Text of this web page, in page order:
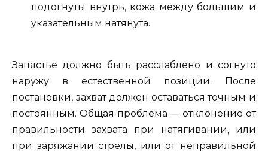
подогнуты внутрь, кожа между большим и
указательным натянута.
Запястье должно быть расслаблено и согнуто
наружу в естественной позиции. После
постановки, захват должен оставаться точным и
постоянным. Общая проблема — отклонение от
правильности захвата при натягивании, или
при заряжании стрелы, или от неправильной